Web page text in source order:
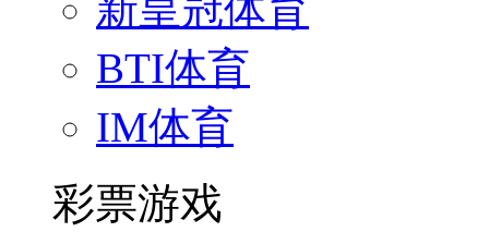
BTI体育
IM体育
彩票游戏